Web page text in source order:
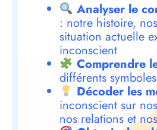
Analyser le
: notre histoire,
situation actuelle
inconscient
Comprendre
différents
Décoder les
inconscient sur
nos relations et